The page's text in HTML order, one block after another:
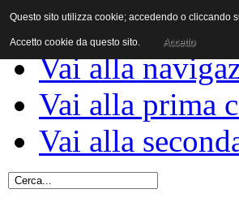
Vai al
Vai alla
Vai alla prima
Vai alla
Questo sito utilizza cookie; accedendo o cliccando
Accetto cookie da questo sito. Accetto